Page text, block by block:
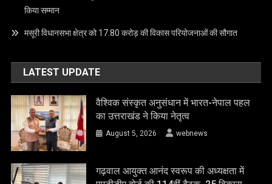
किया सम्मान
मसूरी विधानसभा क्षेत्र को 17.80 करोड़ की विकास परियोजनाओं की सौगात
LATEST UPDATE
वैश्विक संस्कृत अनुसंधान में भारत-नेपाल पहल
का उत्तराखंड ने किया नेतृत्व
August 5, 2026 webnews
गढ़वाल आयुक्त आनंद स्वरूप की अध्यक्षता में